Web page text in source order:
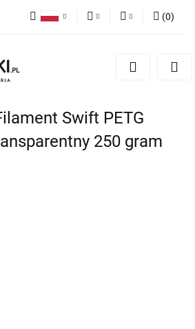
English
Zarejestruj się
(0)
Swift PETG
250 gram